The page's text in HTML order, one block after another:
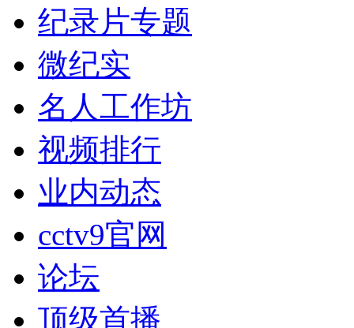
纪录片专题
微纪实
名人工作坊
视频排行
业内动态
cctv9官网
论坛
顶级首播